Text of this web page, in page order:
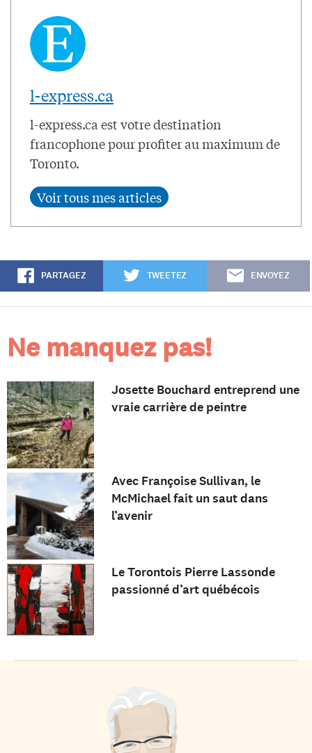
l-express.ca
l-express.ca est votre destination
francophone pour profiter au maximum de
Toronto.
PARTAGEZ TWEETEZ ENVOYEZ
Ne manquez pas!
Josette Bouchard entreprend une
vraie carrière de peintre
Avec Françoise Sullivan, le
McMichael fait un saut dans
l’avenir
Le Torontois Pierre Lassonde
passionné d’art québécois